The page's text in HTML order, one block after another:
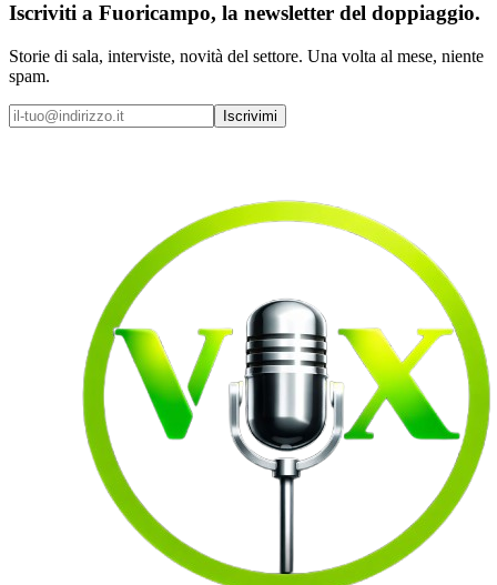
Iscriviti a Fuoricampo, la newsletter del doppiaggio.
Storie di sala, interviste, novità del settore. Una volta al mese, niente
spam.
Iscrivimi